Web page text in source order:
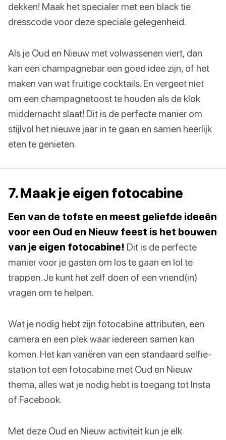
dekken! Maak het specialer met een black tie
dresscode voor deze speciale gelegenheid.
Als je Oud en Nieuw met volwassenen viert, dan
kan een champagnebar een goed idee zijn, of het
maken van wat fruitige cocktails. En vergeet niet
om een champagnetoost te houden als de klok
middernacht slaat! Dit is de perfecte manier om
stijlvol het nieuwe jaar in te gaan en samen heerlijk
eten te genieten.
7. Maak je eigen fotocabine
Een van de tofste en meest geliefde ideeën
voor een Oud en Nieuw feest is het bouwen
van je eigen fotocabine! Dit is de perfecte
manier voor je gasten om los te gaan en lol te
trappen. Je kunt het zelf doen of een vriend(in)
vragen om te helpen.
Wat je nodig hebt zijn fotocabine attributen, een
camera en een plek waar iedereen samen kan
komen. Het kan variëren van een standaard selfie-
station tot een fotocabine met Oud en Nieuw
thema, alles wat je nodig hebt is toegang tot Insta
of Facebook.
Met deze Oud en Nieuw activiteit kun je elk